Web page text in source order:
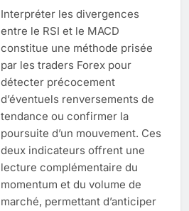
Interpréter les divergences
entre le RSI et le MACD
constitue une méthode prisée
par les traders Forex pour
détecter précocement
d’éventuels renversements de
tendance ou confirmer la
poursuite d’un mouvement. Ces
deux indicateurs offrent une
lecture complémentaire du
momentum et du volume de
marché, permettant d’anticiper